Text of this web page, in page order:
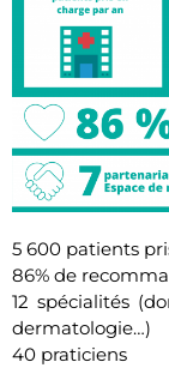
5 600 patients
86% de
12 spécialités
dermatologie…)
40 praticiens